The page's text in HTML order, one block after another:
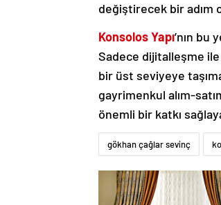
değiştirecek bir adım
Konsolos Yapı’nın
Sadece dijitalleşme ile
bir üst seviyeye
gayrimenkul alım-
önemli bir katkı
gökhan çağlar sevinç